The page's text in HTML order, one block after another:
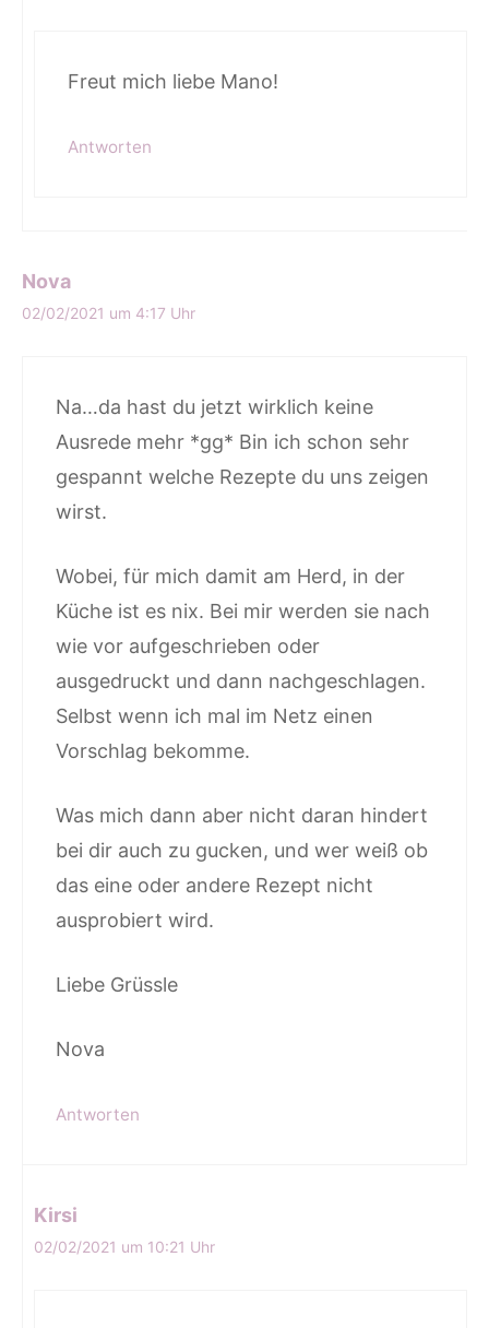
Freut mich liebe Mano!
Antworten
Nova
02/02/2021 um 4:17 Uhr
Na…da hast du jetzt wirklich keine
Ausrede mehr *gg* Bin ich schon sehr
gespannt welche Rezepte du uns zeigen
wirst.
Wobei, für mich damit am Herd, in der
Küche ist es nix. Bei mir werden sie nach
wie vor aufgeschrieben oder
ausgedruckt und dann nachgeschlagen.
Selbst wenn ich mal im Netz einen
Vorschlag bekomme.
Was mich dann aber nicht daran hindert
bei dir auch zu gucken, und wer weiß ob
das eine oder andere Rezept nicht
ausprobiert wird.
Liebe Grüssle
Nova
Antworten
Kirsi
02/02/2021 um 10:21 Uhr